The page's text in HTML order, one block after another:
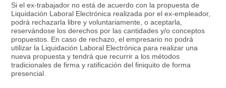
Si el ex-trabajador no está de acuerdo con la propuesta de
Liquidación Laboral Electrónica realizada por el ex-empleador,
podrá rechazarla libre y voluntariamente, o aceptarla,
reservándose los derechos por las cantidades y/o conceptos
propuestos. En caso de rechazo, el empresario no podrá
utilizar la Liquidación Laboral Electrónica para realizar una
nueva propuesta y tendrá que recurrir a los métodos
tradicionales de firma y ratificación del finiquito de forma
presencial.